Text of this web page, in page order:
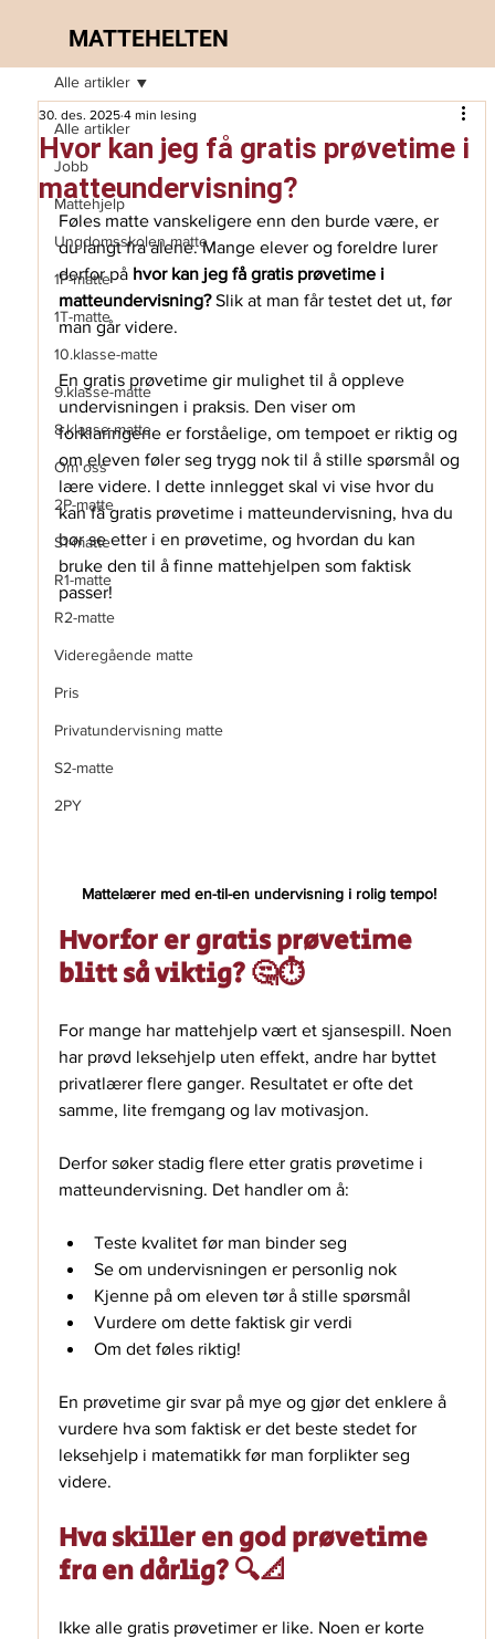
MATTEHELTEN
Alle artikler
Jobb
Mattehjelp
Ungdomsskolen matte
1P-matte
1T-matte
10.klasse-matte
9.klasse-matte
8.klasse-matte
Om oss
2P-matte
S1-matte
R1-matte
R2-matte
Videregående matte
Pris
Privatundervisning matte
S2-matte
2PY
Alle artikler
Hvor kan jeg få gratis prøvetime i
matteundervisning?
30. des. 2025 4 min lesing
Føles matte vanskeligere enn den burde være, er
du langt fra alene. Mange elever og foreldre lurer
derfor på hvor kan jeg få gratis prøvetime i
matteundervisning? Slik at man får testet det ut, før
man går videre.
En gratis prøvetime gir mulighet til å oppleve
undervisningen i praksis. Den viser om
forklaringene er forståelige, om tempoet er riktig og
om eleven føler seg trygg nok til å stille spørsmål og
lære videre. I dette innlegget skal vi vise hvor du
kan få gratis prøvetime i matteundervisning, hva du
bør se etter i en prøvetime, og hvordan du kan
bruke den til å finne mattehjelpen som faktisk
passer!
Mattelærer med en-til-en undervisning i rolig tempo!
Hvorfor er gratis prøvetime
blitt så viktig? 🤔⏱️
For mange har mattehjelp vært et sjansespill. Noen
har prøvd leksehjelp uten effekt, andre har byttet
privatlærer flere ganger. Resultatet er ofte det
samme, lite fremgang og lav motivasjon.
Derfor søker stadig flere etter gratis prøvetime i
matteundervisning. Det handler om å:
Teste kvalitet før man binder seg
Se om undervisningen er personlig nok
Kjenne på om eleven tør å stille spørsmål
Vurdere om dette faktisk gir verdi
Om det føles riktig!
En prøvetime gir svar på mye og gjør det enklere å
vurdere hva som faktisk er det beste stedet for
leksehjelp i matematikk før man forplikter seg
videre.
Hva skiller en god prøvetime
fra en dårlig? 🔍📐
Ikke alle gratis prøvetimer er like. Noen er korte